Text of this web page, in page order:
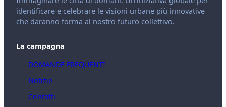
identificare e celebrare le visioni urbane più innovative
che daranno forma al nostro futuro collettivo.
La campagna
DOMANDE FREQUENTI
Notizie
Contatti